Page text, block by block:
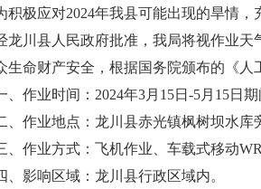
应对2024年我县可能出现的旱情，
龙川县人民政府批准，我局将视作业
生命财产安全，根据国务院颁布的《
业时间：2024年3月15日-5月15日期
作业地点：龙川县赤光镇枫树坝水库
业方式：飞机作业、车载式移动
影响区域：龙川县行政区域内。